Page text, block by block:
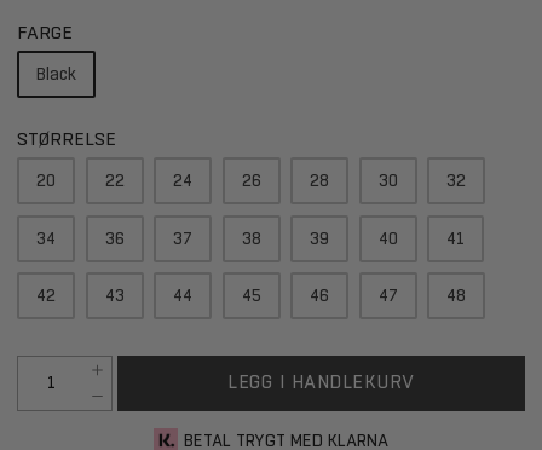
FARGE
Black
STØRRELSE
20 22 24 26 28 30 32
34 36 37 38 39 40 41
42 43 44 45 46 47 48
LEGG I HANDLEKURV
BETAL TRYGT MED KLARNA